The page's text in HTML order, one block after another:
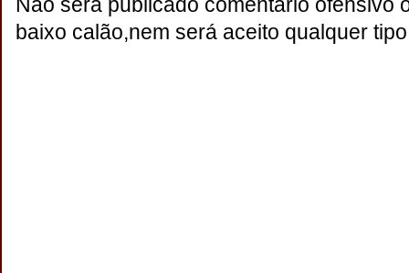
baixo calão,nem será aceito qualquer